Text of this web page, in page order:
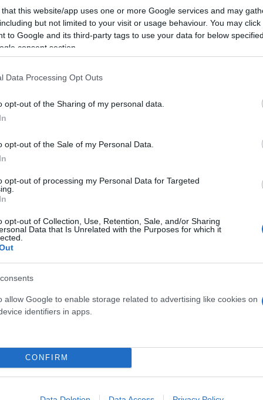
that this website/app uses one or more Google services and may
but not limited to your visit or usage behaviour. You may
to Google and its third-party tags to use your data for below
consent section.
Data Processing Opt Outs
opt-out of the Sharing of my personal data.
opt-out of the Sale of my Personal Data.
opt-out of processing my Personal Data for Targeted
opt-out of Collection, Use, Retention, Sale, and/or Sharing
Data that Is Unrelated with the Purposes for which it
allow Google to enable storage related to advertising like cookies on
identifiers in apps.
CONFIRM
(Ε.Μ.Υ) με ισχυρές βροχές, καταιγίδες,
στα ορεινά.
βροχές και καταιγίδες προβλέπονται:
ώρες
την Εύβοια, τη Θεσσαλία και τις
τη νύχτα.
του Ανατολικού Αιγαίου (από νήσο Χίο και
και κυρίως στα Δωδεκάνησα πολύ